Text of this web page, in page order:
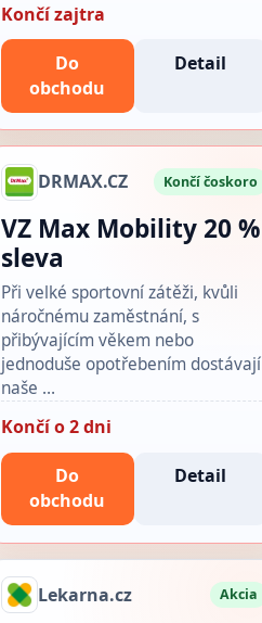
Končí zajtra
Do
obchodu
Detail
DRMAX.CZ Končí čoskoro
VZ Max Mobility 20 %
sleva
Při velké sportovní zátěži, kvůli
náročnému zaměstnání, s
přibývajícím věkem nebo
jednoduše opotřebením dostávají
naše …
Končí o 2 dni
Do
obchodu
Detail
Lekarna.cz Akcia